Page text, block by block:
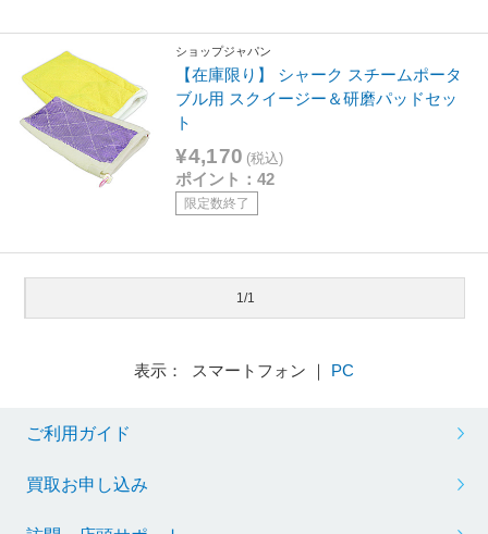
ショップジャパン
【在庫限り】 シャーク スチームポータ
ブル用 スクイージー＆研磨パッドセッ
ト
¥4,170 (税込)
ポイント：42
限定数終了
1/1
表示： スマートフォン ｜ PC
ご利用ガイド
買取お申し込み